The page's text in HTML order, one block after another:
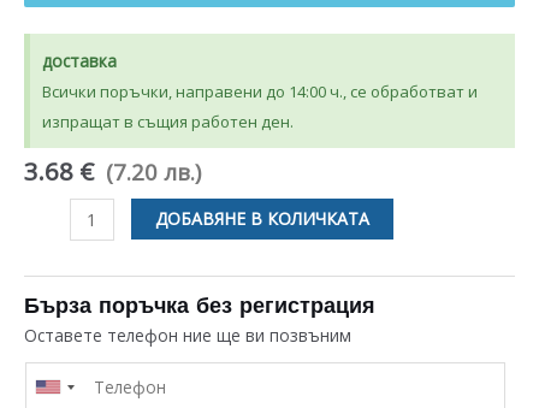
доставка
Всички поръчки, направени до 14:00 ч., се обработват и
изпращат в същия работен ден.
3.68 € (7.20 лв.)
количество
ЛАГЕР
6200
10x30x9MM
SKF
ЗА
ДОБАВЯНЕ В КОЛИЧКАТА
Бърза поръчка без регистрация
Оставете телефон ние ще ви позвъним